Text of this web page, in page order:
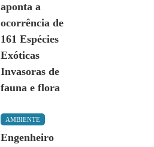
aponta a
ocorrência de
161 Espécies
Exóticas
Invasoras de
fauna e flora
AMBIENTE
Engenheiro